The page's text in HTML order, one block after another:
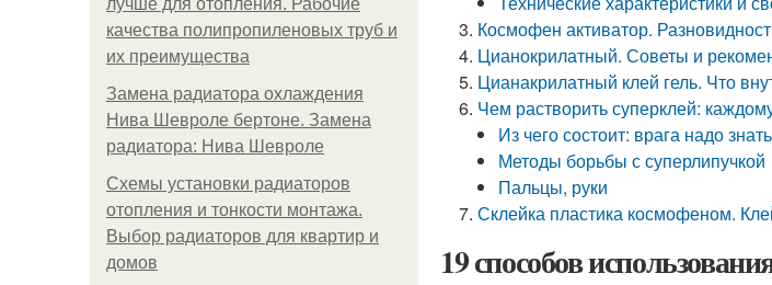
лучше для отопления. Рабочие
качества полипропиленовых труб и
их преимущества
Замена радиатора охлаждения
Нива Шевроле бертоне. Замена
радиатора: Нива Шевроле
Схемы установки радиаторов
отопления и тонкости монтажа.
Выбор радиаторов для квартир и
домов
Космофен активатор.
Цианокрилатный. Советы и
Цианакрилатный клей гель. Что
Чем растворить суперклей:
Из чего состоит: врага надо знать
Методы борьбы с суперлипучкой
Пальцы, руки
Склейка пластика космофеном.
19 способов